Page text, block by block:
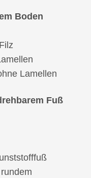
Boden
Lamellen
Fuß